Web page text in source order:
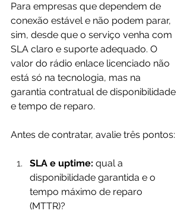
Para empresas que dependem de
conexão estável e não podem parar,
sim, desde que o serviço venha com
SLA claro e suporte adequado. O
valor do rádio enlace licenciado não
está só na tecnologia, mas na
garantia contratual de disponibilidade
e tempo de reparo.
Antes de contratar, avalie três pontos:
SLA e uptime: qual a
disponibilidade garantida e o
tempo máximo de reparo
(MTTR)?